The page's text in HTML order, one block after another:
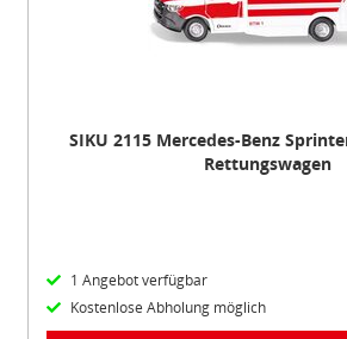
SIKU 2115 Mercedes-Benz
Rettungswagen
1 Angebot verfügbar
Kostenlose Abholung möglich